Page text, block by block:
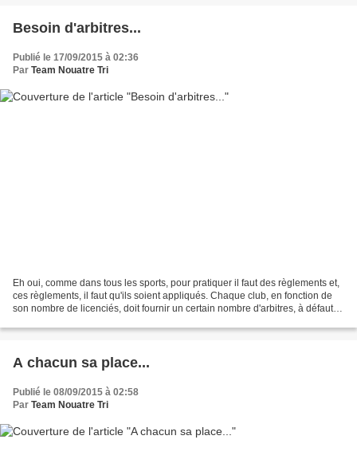
Besoin d'arbitres...
Publié le 17/09/2015 à 02:36
Par Team Nouatre Tri
Eh oui, comme dans tous les sports, pour pratiquer il faut des règlements et,
ces règlements, il faut qu'ils soient appliqués. Chaque club, en fonction de
son nombre de licenciés, doit fournir un certain nombre d'arbitres, à défaut, il
A chacun sa place...
Publié le 08/09/2015 à 02:58
Par Team Nouatre Tri